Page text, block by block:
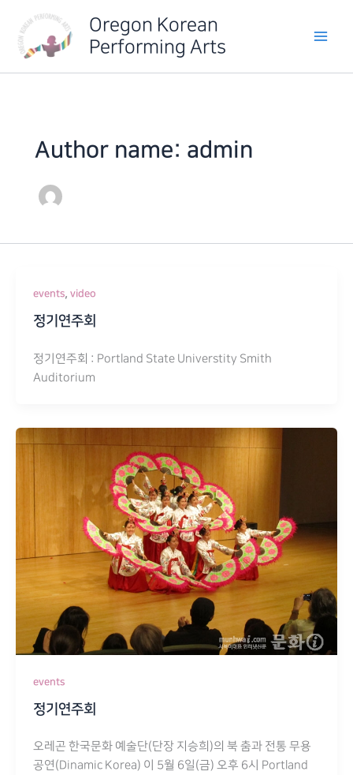
content
Oregon Korean
Performing Arts
Author name: admin
events, video
정기연주회
정기연주회 : Portland State Universtity Smith
Auditorium
events
정기연주회
오레곤 한국문화 예술단(단장 지승희)의 북 춤과 전통 무용
공연(Dinamic Korea) 이 5월 6일(금) 오후 6시 Portland